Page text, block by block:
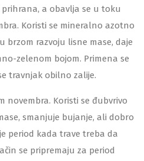
a obavlja se u toku
Koristi se mineralno azotno
brzom razvoju lisne mase, daje
zelenom bojom. Primena se
travnjak obilno zalije.
novembra. Koristi se đubvrivo
smanjuje bujanje, ali dobro
period kada trave treba da
se pripremaju za period